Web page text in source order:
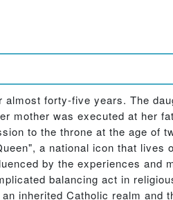
almost forty-five years. The
mother was executed at her
to the throne at the age of
a national icon that
by the experiences
balancing act in
inherited Catholic realm